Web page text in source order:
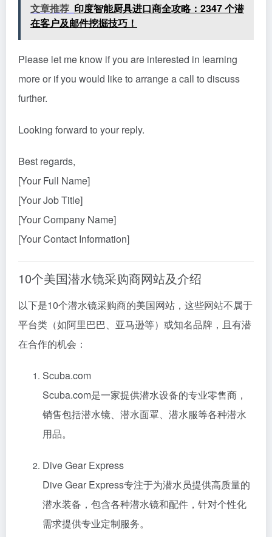
文章推荐 印度智能厨具进口商全攻略：2347 个潜
在客户及邮件挖掘技巧！
Please let me know if you are interested in learning
more or if you would like to arrange a call to discuss
further.
Looking forward to your reply.
Best regards,
[Your Full Name]
[Your Job Title]
[Your Company Name]
[Your Contact Information]
10个美国潜水镜采购商网站及介绍
以下是10个潜水镜采购商的美国网站，这些网站不属于
平台类（如阿里巴巴、亚马逊等）或知名品牌，且有潜
在合作的机会：
Scuba.com
Scuba.com是一家提供潜水设备的专业零售商，
销售包括潜水镜、潜水面罩、潜水服等各种潜水
用品。
Dive Gear Express
Dive Gear Express专注于为潜水员提供高质量的
潜水装备，包含各种潜水镜和配件，针对个性化
需求提供专业定制服务。